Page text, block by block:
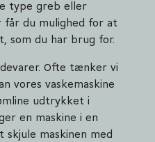
type greb eller
får du mulighed for at
som du har brug for.
Ofte tænker vi
vores vaskemaskine
udtrykket i
en maskine i en
maskinen med